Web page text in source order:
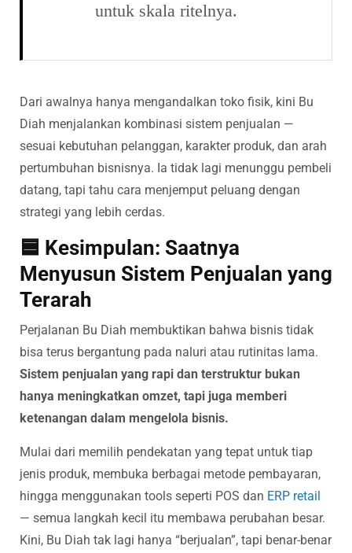
untuk skala ritelnya.
Dari awalnya hanya mengandalkan toko fisik, kini Bu
Diah menjalankan kombinasi sistem penjualan —
sesuai kebutuhan pelanggan, karakter produk, dan arah
pertumbuhan bisnisnya. Ia tidak lagi menunggu pembeli
datang, tapi tahu cara menjemput peluang dengan
strategi yang lebih cerdas.
🟦 Kesimpulan: Saatnya
Menyusun Sistem Penjualan yang
Terarah
Perjalanan Bu Diah membuktikan bahwa bisnis tidak
bisa terus bergantung pada naluri atau rutinitas lama.
Sistem penjualan yang rapi dan terstruktur bukan
hanya meningkatkan omzet, tapi juga memberi
ketenangan dalam mengelola bisnis.
Mulai dari memilih pendekatan yang tepat untuk tiap
jenis produk, membuka berbagai metode pembayaran,
hingga menggunakan tools seperti POS dan ERP retail
— semua langkah kecil itu membawa perubahan besar.
Kini, Bu Diah tak lagi hanya “berjualan”, tapi benar-benar